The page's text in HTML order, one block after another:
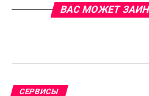
ВАС МОЖЕТ
СЕРВИСЫ